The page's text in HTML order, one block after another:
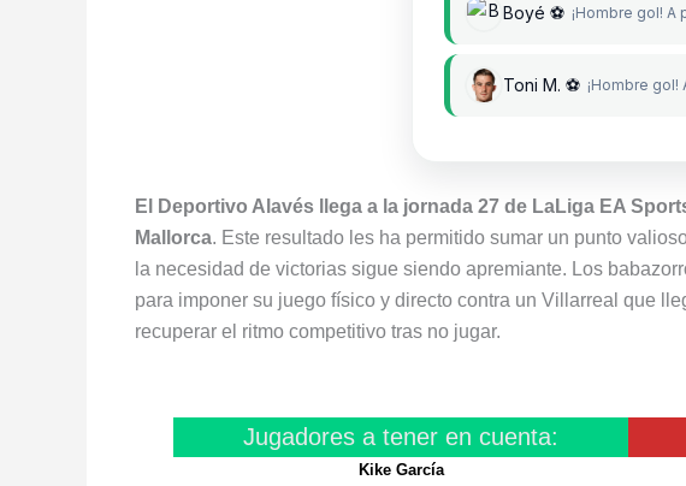
Boyé ⚽ ¡Hombre gol! A
Toni M. ⚽ ¡Hombre gol!
El Deportivo Alavés llega a la jornada 27 de LaLiga EA
Mallorca. Este resultado les ha permitido sumar un punto
la necesidad de victorias sigue siendo apremiante. Los
para imponer su juego físico y directo contra un Villarreal que
recuperar el ritmo competitivo tras no jugar.
Jugadores a tener en cuenta:
Kike García